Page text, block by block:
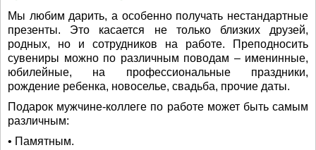
Мы любим дарить, а особенно получать нестандартные
презенты. Это касается не только близких друзей,
родных, но и сотрудников на работе. Преподносить
сувениры можно по различным поводам – именинные,
юбилейные, на профессиональные праздники,
рождение ребенка, новоселье, свадьба, прочие даты.
Подарок мужчине-коллеге по работе может быть самым
различным:
• Памятным.